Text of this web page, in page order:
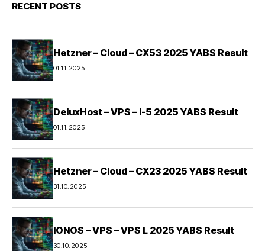
RECENT POSTS
Hetzner – Cloud – CX53 2025 YABS Result
01.11.2025
DeluxHost – VPS – I-5 2025 YABS Result
01.11.2025
Hetzner – Cloud – CX23 2025 YABS Result
31.10.2025
IONOS – VPS – VPS L 2025 YABS Result
30.10.2025